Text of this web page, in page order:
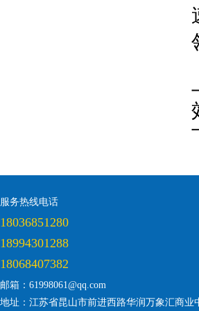
服务热线电话
18036851280
18994301288
18068407382
邮箱：61998061@qq.com
地址：江苏省昆山市前进西路华润万象汇商业